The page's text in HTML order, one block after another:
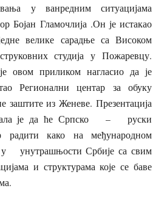
у ванредним ситуацијама
Бојан Гламочлија .Он је истакао
велике сарадње са Високом
студија у Пожаревцу.
овом приликом нагласио да је
Регионални центар за обуку
заштите из Женеве. Презентација
је да ће Српско – руски
радити како на међународном
Србије са свим
и структурама које се баве